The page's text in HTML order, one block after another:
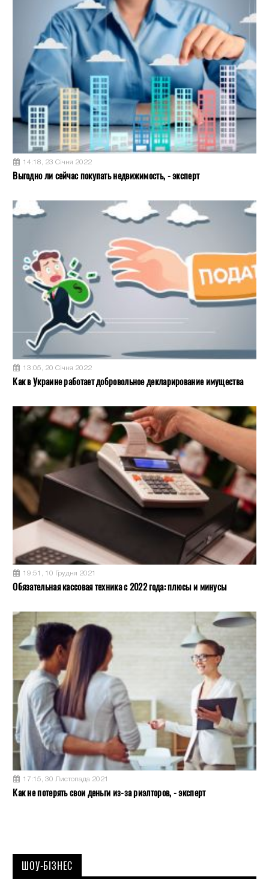
14:18, 23 Січня 2022
Выгодно ли сейчас покупать недвижимость, - эксперт
13:05, 20 Січня 2022
Как в Украине работает добровольное декларирование имущества
19:51, 10 Грудня 2021
Обязательная кассовая техника с 2022 года: плюсы и минусы
17:15, 30 Листопада 2021
Как не потерять свои деньги из-за риэлторов, - эксперт
ШОУ-БІЗНЕС